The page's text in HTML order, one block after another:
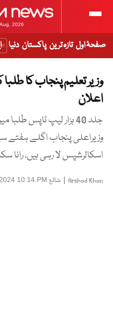
2026
صفحۂ اول تازہ ترین پاکستان دنیا
وزیر تعلیم پنجاب کا
اعلان
جلد 40 ہزار لیپ ٹاپس
اسکالرشپس لا رہی ہیں، رانا
Arshad Khan
| شائع 10:14 PM